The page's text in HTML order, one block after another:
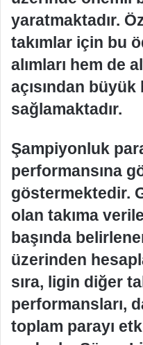
yaratmaktadır.
takımlar için bu
alımları hem de
açısından
sağlamaktadır.
Şampiyonluk
performansına
göstermektedir.
olan takıma
başında
üzerinden
sıra, ligin diğer
performansları,
toplam parayı